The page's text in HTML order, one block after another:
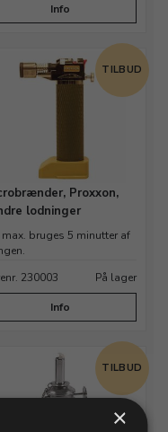
Info
TILBUD
Proxxon,
lodninger
max. bruges 5 minutter af
230003
På lager
Info
TILBUD
×